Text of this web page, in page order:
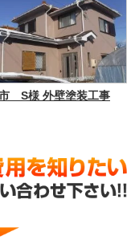
S様 外壁塗装工事